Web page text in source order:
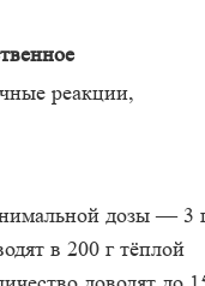
реакции,
дозы — 3
в 200 г тёплой